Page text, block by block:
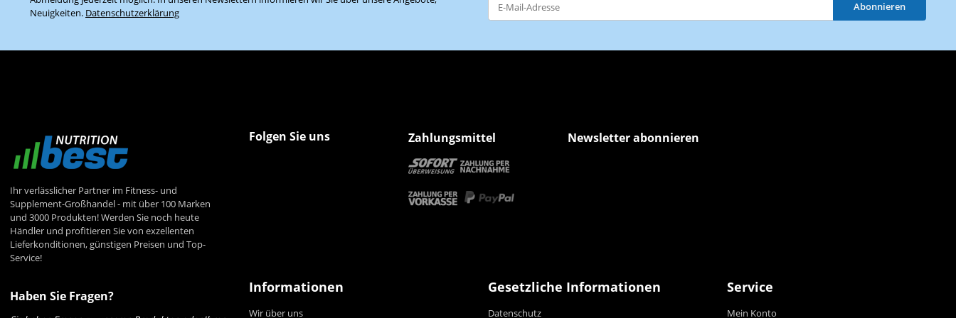
Neuigkeiten. Datenschutzerklärung
Abonnieren
Ihr verlässlicher Partner im Fitness- und
Supplement-Großhandel - mit über 100 Marken
und 3000 Produkten! Werden Sie noch heute
Händler und profitieren Sie von exzellenten
Lieferkonditionen, günstigen Preisen und Top-
Service!
Folgen Sie uns Zahlungsmittel Newsletter abonnieren
Haben Sie Fragen?
Informationen
Wir über uns
Gesetzliche Informationen
Datenschutz
Service
Mein Konto